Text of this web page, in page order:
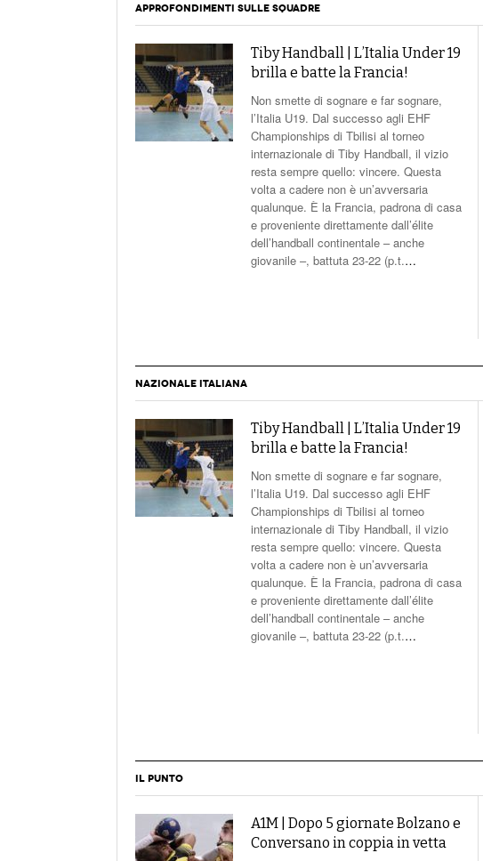
APPROFONDIMENTI SULLE SQUADRE
Tiby Handball | L’Italia Under 19
Non smette di sognare e far sognare,
l’Italia U19. Dal successo agli EHF
Championships di Tbilisi al torneo
internazionale di Tiby Handball, il vizio
resta sempre quello: vincere. Questa
volta a cadere non è un’avversaria
qualunque. È la Francia, padrona di casa
e proveniente direttamente dall’élite
dell’handball continentale – anche
NAZIONALE ITALIANA
Tiby Handball | L’Italia Under 19
Non smette di sognare e far sognare,
l’Italia U19. Dal successo agli EHF
Championships di Tbilisi al torneo
internazionale di Tiby Handball, il vizio
resta sempre quello: vincere. Questa
volta a cadere non è un’avversaria
qualunque. È la Francia, padrona di casa
e proveniente direttamente dall’élite
dell’handball continentale – anche
IL PUNTO
A1M | Dopo 5 giornate Bolzano e